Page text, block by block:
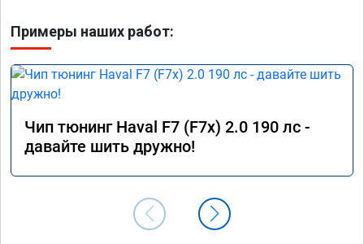
Примеры наших работ:
Чип тюнинг Haval F7 (F7x) 2.0 190 лс -
давайте шить дружно!